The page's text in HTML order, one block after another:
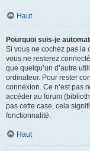
Haut
Pourquoi suis-je
Si vous ne cochez pas la
vous ne resterez
que quelqu’un d’autre
ordinateur. Pour rester
connexion. Ce n’est pas
accéder au forum
pas cette case, cela
fonctionnalité.
Haut